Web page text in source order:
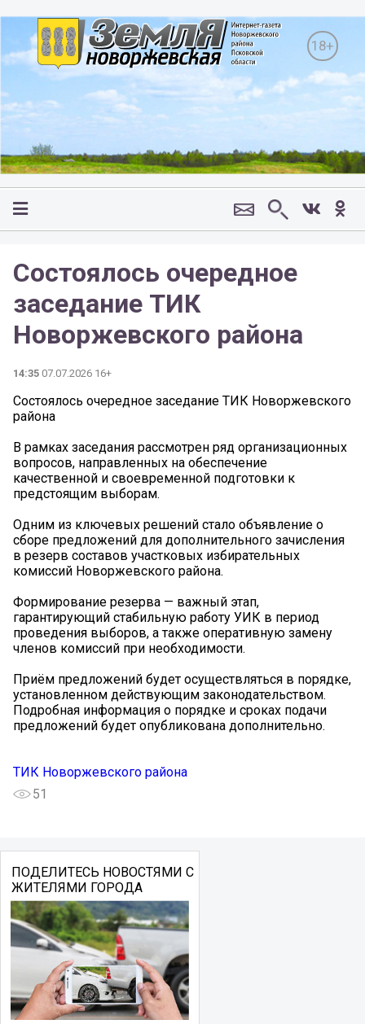
18+
Состоялось очередное
заседание ТИК
Новоржевского района
14:35 07.07.2026 16+
Состоялось очередное заседание ТИК Новоржевского
района
В рамках заседания рассмотрен ряд организационных
вопросов, направленных на обеспечение
качественной и своевременной подготовки к
предстоящим выборам.
Одним из ключевых решений стало объявление о
сборе предложений для дополнительного зачисления
в резерв составов участковых избирательных
комиссий Новоржевского района.
Формирование резерва — важный этап,
гарантирующий стабильную работу УИК в период
проведения выборов, а также оперативную замену
членов комиссий при необходимости.
Приём предложений будет осуществляться в порядке,
установленном действующим законодательством.
Подробная информация о порядке и сроках подачи
предложений будет опубликована дополнительно.
ТИК Новоржевского района
51
ПОДЕЛИТЕСЬ НОВОСТЯМИ С
ЖИТЕЛЯМИ ГОРОДА